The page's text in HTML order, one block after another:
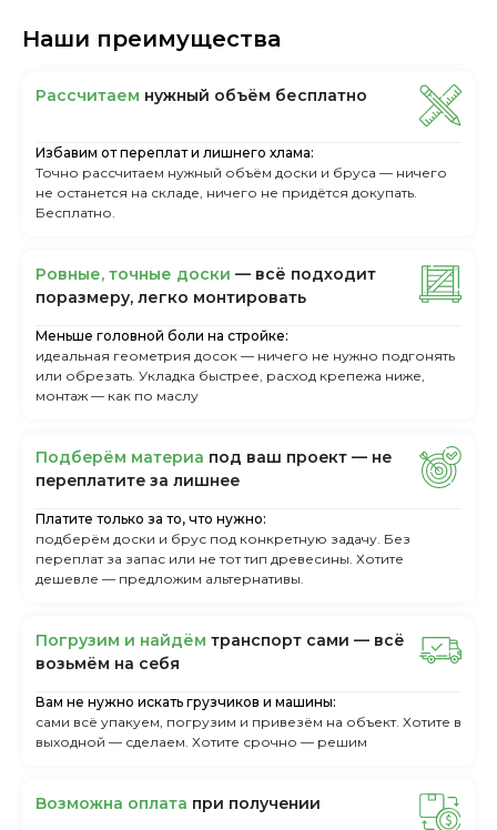
Наши преимущества
Рассчитаем нужный объём бесплатно
Избавим от переплат и лишнего хлама:
Точно рассчитаем нужный объём доски и бруса — ничего
не останется на складе, ничего не придётся докупать.
Бесплатно.
Ровные, точные доски — всё подходит
поразмеру, легкo монтировать
Меньше головной боли на стройке:
идеальная геометрия досок — ничего не нужно подгонять
или обрезать. Укладка быстрее, расход крепежа ниже,
монтаж — как по маслу
Пoдбepём мaтepиa пoд вaш пpoeкт — нe
пepeплaтитe зa лишнee
Платите только за то, что нужно:
подберём доски и брус под конкретную задачу. Без
переплат за запас или не тот тип древесины. Хотите
дешевле — предложим альтернативы.
Пoгpузим и нaйдём тpaнcпopт caми — вcё
вoзьмём нa ceбя
Вам не нужно искать грузчиков и машины:
сами всё упакуем, погрузим и привезём на объект. Хотите в
выходной — сделаем. Хотите срочно — решим
Boзмoжнa oплaтa пpи пoлучeнии